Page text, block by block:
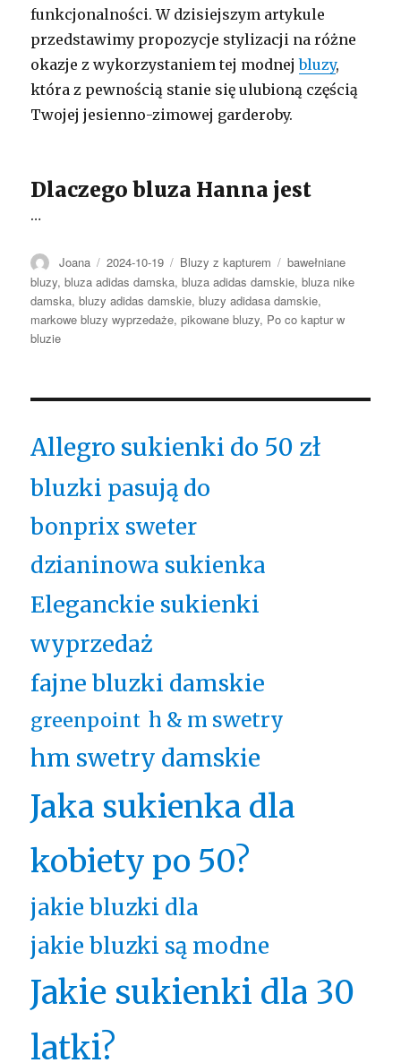
funkcjonalności. W dzisiejszym artykule
przedstawimy propozycje stylizacji na różne
okazje z wykorzystaniem tej modnejbluzy,
która z pewnością stanie się ulubioną częścią
Twojej jesienno-zimowej garderoby.
Dlaczego bluza Hanna jest
…
Autor
Joana Opublikowano
2024-10-19 Kategorie
Bluzy z kapturem Tagi
bawełniane
bluzy,bluza adidas damska,bluza adidas damskie,bluza nike
damska,bluzy adidas damskie,bluzy adidasa damskie,
markowe bluzy wyprzedaże,pikowane bluzy, Po co kaptur w
bluzie
Allegro sukienki do 50 zł
bluzki pasują do
bonprix sweter
dzianinowa sukienka
Eleganckie sukienki
wyprzedaż
fajne bluzki damskie
greenpoint h & m swetry
hm swetry damskie
Jaka sukienka dla
kobiety po 50?
jakie bluzki dla
jakie bluzki są modne
Jakie sukienki dla 30
latki?